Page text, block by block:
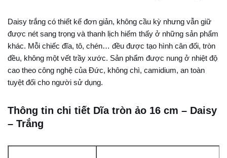
Daisy trắng có thiết kế đơn giản, không cầu kỳ nhưng vẫn giữ
được nét sang trọng và thanh lịch hiếm thấy ở những sản phẩm
khác. Mỗi chiếc đĩa, tô, chén… đều được tạo hình cân đối, tròn
đều, không một vết trầy xước. Sản phẩm được nung ở nhiệt độ
cao theo công nghệ của Đức, không chì, camidium, an toàn
tuyệt đối cho người sử dụng.
Thông tin chi tiết Dĩa tròn ảo 16 cm – Daisy
– Trắng